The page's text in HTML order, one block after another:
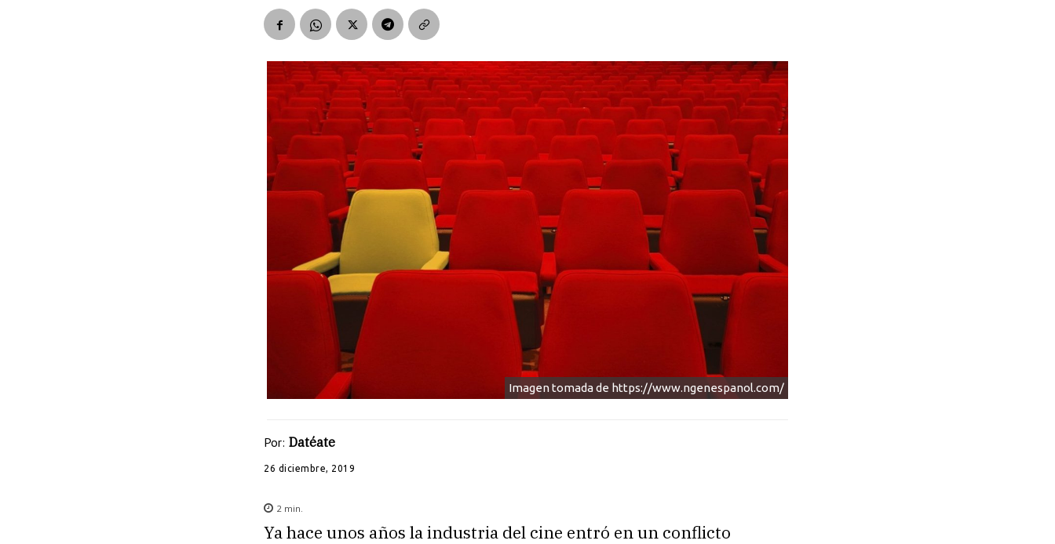
Imagen tomada de https://www.ngenespanol.com/
Por: Datéate
26 diciembre, 2019
2 min.
Ya hace unos años la industria del cine entró en un conflicto